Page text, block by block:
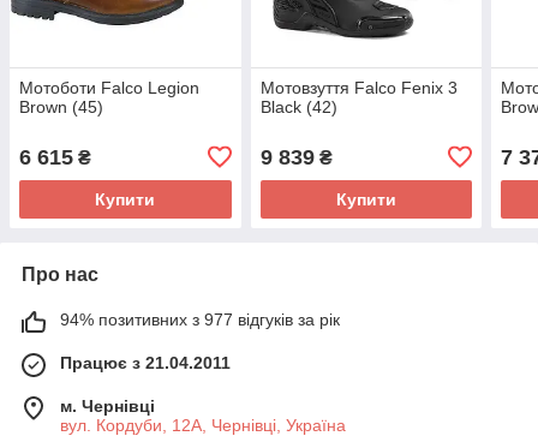
Мотоботи Falco Legion
Brown (45)
6 615 ₴
Купити
Мотовзуття Falco Fenix 3
Black (42)
9 839₴
Купити
7
Про нас
94% позитивних з 977 відгуків за рік
Працює з 21.04.2011
м. Чернівці
вул. Кордуби, 12А, Чернівці, Україна